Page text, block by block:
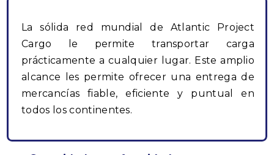
La sólida red mundial de Atlantic Project
Cargo le permite transportar carga
prácticamente a cualquier lugar. Este amplio
alcance les permite ofrecer una entrega de
mercancías fiable, eficiente y puntual en
todos los continentes.